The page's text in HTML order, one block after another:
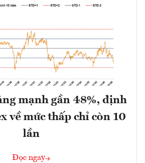
mạnh gần 48%, định
về mức thấp chỉ còn 10
lần
Đọc ngay